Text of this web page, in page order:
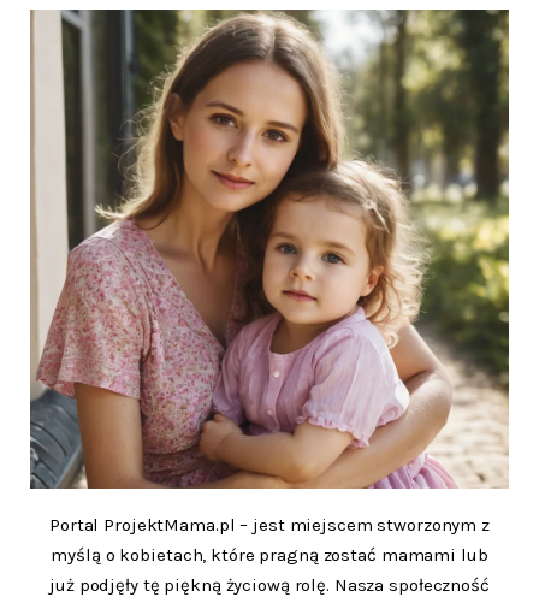
Portal ProjektMama.pl – jest miejscem stworzonym z
myślą o kobietach, które pragną zostać mamami lub
już podjęły tę piękną życiową rolę. Nasza społeczność